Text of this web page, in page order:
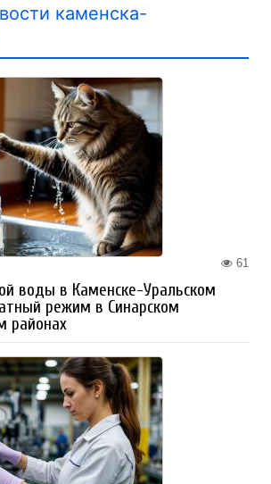
каменска-
61
воды в Каменске-Уральском
режим в Синарском
районах